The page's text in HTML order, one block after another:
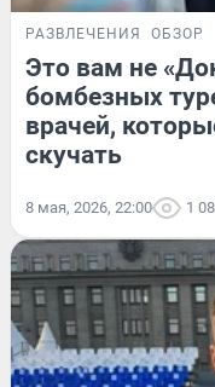
РАЗВЛЕЧЕНИЯ ОБЗОР
Это вам не
бомбезных
врачей,
скучать
8 мая, 2026, 22:00 1